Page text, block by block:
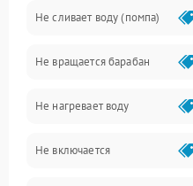
Водоснабжение
Слив
Программное обеспечение
Не сливает воду (помпа)
Не вращается барабан
Не нагревает воду
Не включается